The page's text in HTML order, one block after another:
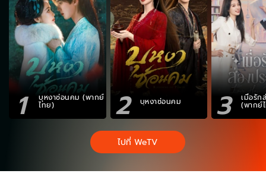
1 บุหงาซ่อนคม (พากย์
ไทย) 2 บุหงาซ่อนคม 3 เมื่อรัก
(พากย์
ไปที่ WeTV